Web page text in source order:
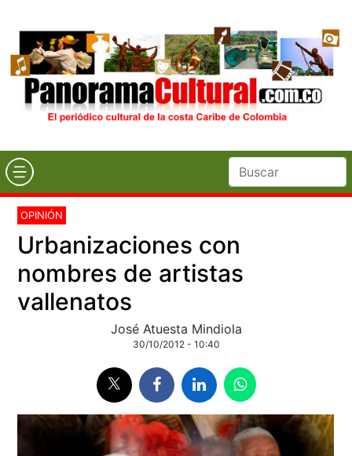
OPINIÓN
Urbanizaciones con
nombres de artistas
vallenatos
José Atuesta Mindiola
30/10/2012 - 10:40